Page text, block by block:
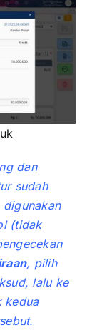
dan
sudah
(tidak
, pilih
lalu ke
kedua